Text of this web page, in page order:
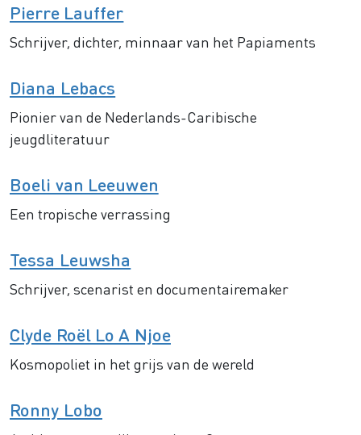
Pierre Lauffer
Schrijver, dichter, minnaar van het Papiaments
Diana Lebacs
Pionier van de Nederlands-Caribische
jeugdliteratuur
Boeli van Leeuwen
Een tropische verrassing
Tessa Leuwsha
Schrijver, scenarist en documentairemaker
Clyde Roël Lo A Njoe
Kosmopoliet in het grijs van de wereld
Ronny Lobo